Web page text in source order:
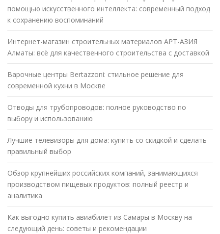
помощью искусственного интеллекта: современный подход
к сохранению воспоминаний
Интернет-магазин строительных материалов АРТ-АЗИЯ
Алматы: всё для качественного строительства с доставкой
Варочные центры Bertazzoni: стильное решение для
современной кухни в Москве
Отводы для трубопроводов: полное руководство по
выбору и использованию
Лучшие телевизоры для дома: купить со скидкой и сделать
правильный выбор
Обзор крупнейших российских компаний, занимающихся
производством пищевых продуктов: полный реестр и
аналитика
Как выгодно купить авиабилет из Самары в Москву на
следующий день: советы и рекомендации